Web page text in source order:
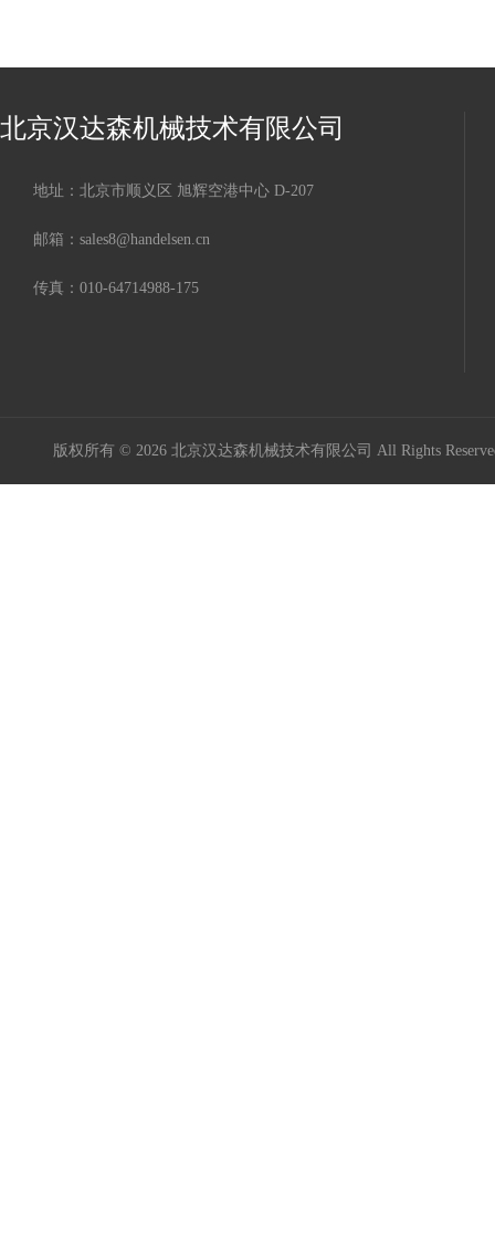
北京汉达森机械技术有限公司
地址：北京市顺义区 旭辉空港中心 D-207
邮箱：sales8@handelsen.cn
传真：010-64714988-175
版权所有 © 2026 北京汉达森机械技术有限公司 All Rights